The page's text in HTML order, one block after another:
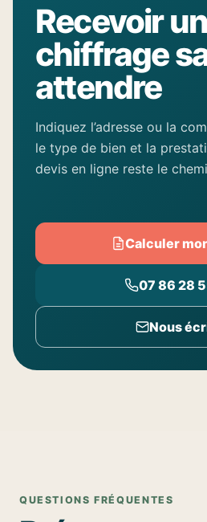
Recevoir un
chiffrage
attendre
Indiquez l’adresse ou la
le type de bien et la
devis en ligne reste le
Calculer
07 86 28
Nous
QUESTIONS FRÉQUENTES